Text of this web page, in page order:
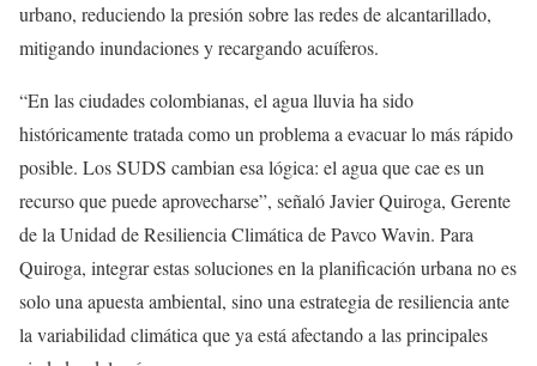
urbano, reduciendo la presión sobre las redes de alcantarillado,
mitigando inundaciones y recargando acuíferos.
“En las ciudades colombianas, el agua lluvia ha sido
históricamente tratada como un problema a evacuar lo más rápido
posible. Los SUDS cambian esa lógica: el agua que cae es un
recurso que puede aprovecharse”, señaló Javier Quiroga, Gerente
de la Unidad de Resiliencia Climática de Pavco Wavin. Para
Quiroga, integrar estas soluciones en la planificación urbana no es
solo una apuesta ambiental, sino una estrategia de resiliencia ante
la variabilidad climática que ya está afectando a las principales